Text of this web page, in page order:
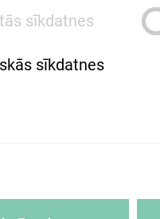
sīkdatnes
sīkdatnes